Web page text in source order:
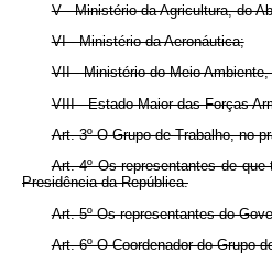
V - Ministério da Agricultura, do
VI - Ministério da Aeronáutica;
VII - Ministério do Meio
VIII - Estado-Maior das Forças
Art. 3º O Grupo de Trabalho, no
Art. 4º Os representantes de
Presidência da República.
Art. 5º Os representantes do
Art. 6º O Coordenador do Grupo